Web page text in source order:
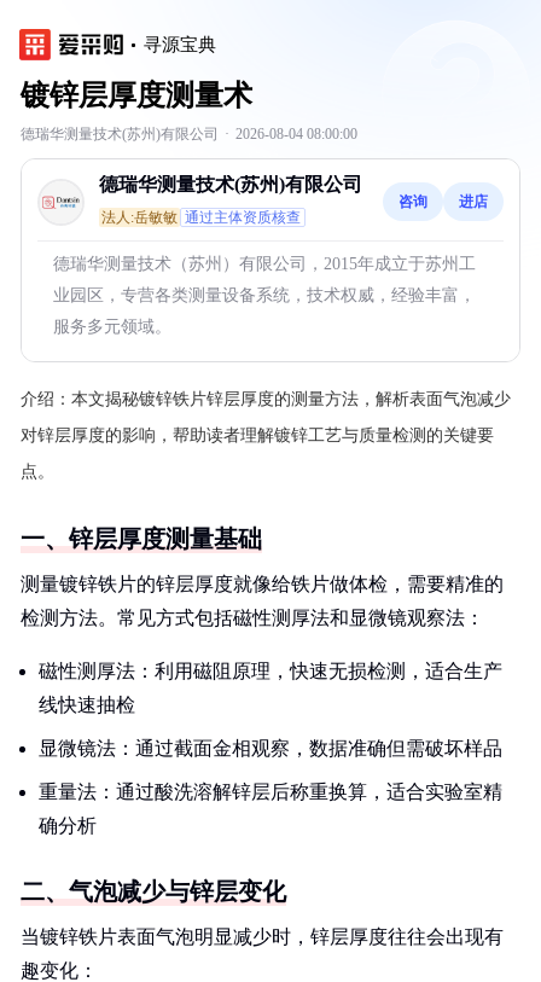
寻源宝典
镀锌层厚度测量术
德瑞华测量技术(苏州)有限公司 · 2026-08-04 08:00:00
德瑞华测量技术(苏州)有限公司
法人:岳敏敏 通过主体资质核查
咨询 进店
德瑞华测量技术（苏州）有限公司，2015年成立于苏州工
业园区，专营各类测量设备系统，技术权威，经验丰富，
服务多元领域。
介绍： 本文揭秘镀锌铁片锌层厚度的测量方法，解析表面气泡减少
对锌层厚度的影响，帮助读者理解镀锌工艺与质量检测的关键要
点。
一、锌层厚度测量基础
测量镀锌铁片的锌层厚度就像给铁片做体检，需要精准的
检测方法。常见方式包括磁性测厚法和显微镜观察法：
磁性测厚法：利用磁阻原理，快速无损检测，适合生产
线快速抽检
显微镜法：通过截面金相观察，数据准确但需破坏样品
重量法：通过酸洗溶解锌层后称重换算，适合实验室精
确分析
二、气泡减少与锌层变化
当镀锌铁片表面气泡明显减少时，锌层厚度往往会出现有
趣变化：